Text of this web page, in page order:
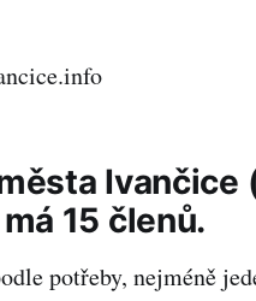
Ivančice
15 členů.
potřeby, nejméně